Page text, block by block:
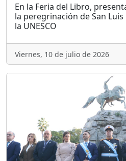
En la Feria del Libro,
la peregrinación de San
la UNESCO
Viernes, 10 de julio de 2026